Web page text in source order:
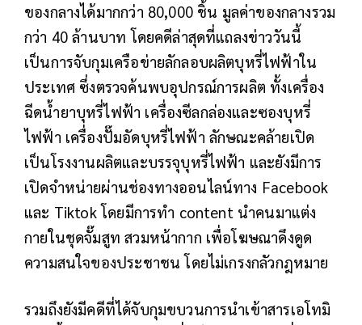
ของกลางได้มากกว่า 80,000 ชิ้น มูลค่าของกลางรวม
กว่า 40 ล้านบาท โดยคดีล่าสุดที่แถลงข่าววันนี้
เป็นการจับกุมเครือข่ายลักลอบผลิตบุหรี่ไฟฟ้าใน
ประเทศ ซึ่งตรวจค้นพบอุปกรณ์การผลิต ทั้งเครื่อง
ฉีดน้ำยาบุหรี่ไฟฟ้า เครื่องซีลกล่องและซองบุหรี่
ไฟฟ้า เครื่องปั๊มอัดบุหรี่ไฟฟ้า ลักษณะคล้ายเปิด
เป็นโรงงานผลิตและบรรจุบุหรี่ไฟฟ้า และยังมีการ
เปิดจำหน่ายผ่านช่องทางออนไลน์ทาง Facebook
และ Tiktok โดยมีการทำ content นำคนมาแต่ง
กายในชุดจั๊มสูท สวมหน้ากาก เพื่อโฆษณาดึงดูด
ความสนใจของประชาชน โดยไม่เกรงกลัวกฎหมาย
รวมถึงยังมีคดีที่ได้จับกุมขบวนการนำเข้าสารเอโทมิ